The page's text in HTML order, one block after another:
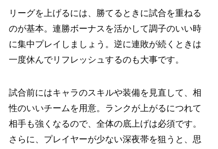
リーグを上げるには、勝てるときに試合を重ねる
のが基本。連勝ボーナスを活かして調子のいい時
に集中プレイしましょう。逆に連敗が続くときは
一度休んでリフレッシュするのも大事です。
試合前にはキャラのスキルや装備を見直して、相
性のいいチームを用意。ランクが上がるにつれて
相手も強くなるので、全体の底上げは必須です。
さらに、プレイヤーが少ない深夜帯を狙うと、思